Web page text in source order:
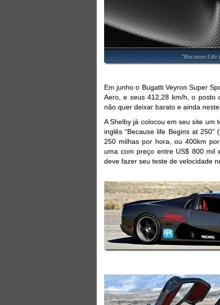
Em junho o Bugatti Veyron Super
Aero, e seus 412,28 km/h, o posto
não quer deixar barato e ainda
A Shelby já colocou em seu site um
inglês “Because life Begins at
250 milhas por hora, ou 400km
uma com preço entre US$ 800 mil
deve fazer seu teste de velocidade